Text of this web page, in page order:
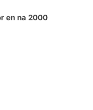
en na 2000